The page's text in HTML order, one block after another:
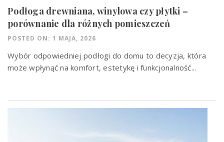
Podłoga drewniana, winylowa czy płytki –
porównanie dla różnych pomieszczeń
POSTED ON: 1 MAJA, 2026
Wybór odpowiedniej podłogi do domu to decyzja, która
może wpłynąć na komfort, estetykę i funkcjonalność...